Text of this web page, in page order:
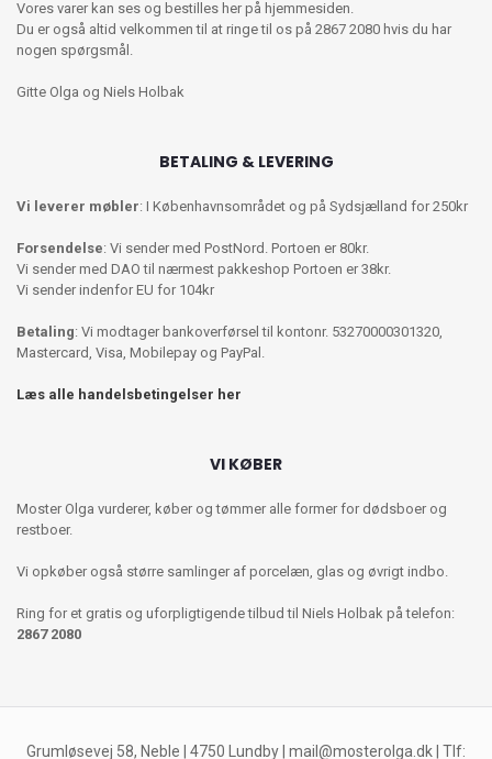
Vores varer kan ses og bestilles her på hjemmesiden.
Du er også altid velkommen til at ringe til os på 2867 2080 hvis du har
nogen spørgsmål.
Gitte Olga og Niels Holbak
BETALING & LEVERING
Vi leverer møbler: I Københavnsområdet og på Sydsjælland for 250kr
Forsendelse: Vi sender med PostNord. Portoen er 80kr.
Vi sender med DAO til nærmest pakkeshop Portoen er 38kr.
Vi sender indenfor EU for 104kr
Betaling: Vi modtager bankoverførsel til kontonr. 53270000301320,
Mastercard, Visa, Mobilepay og PayPal.
Læs alle handelsbetingelser her
VI KØBER
Moster Olga vurderer, køber og tømmer alle former for dødsboer og
restboer.
Vi opkøber også større samlinger af porcelæn, glas og øvrigt indbo.
Ring for et gratis og uforpligtigende tilbud til Niels Holbak på telefon:
2867 2080
Grumløsevej 58, Neble | 4750 Lundby | mail@mosterolga.dk | Tlf: